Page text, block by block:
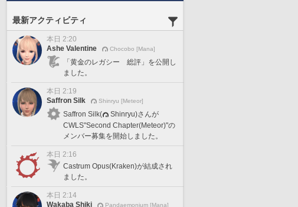
最新アクティビティ
本日 2:20
Ashe Valentine
Chocobo [Mana]
「黄金のレガシー 総評」を公開し
ました。
本日 2:19
Saffron Silk
Shinryu [Meteor]
Saffron Silk(
Shinryu)さんが
CWLS"Second Chapter(Meteor)"の
メンバー募集を開始しました。
本日 2:16
Castrum Opus(Kraken)が結成され
ました。
本日 2:14
Wakaba Shiki
Pandaemonium [Mana]